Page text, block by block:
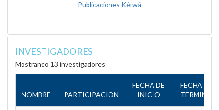
Publicaciones Kérwá
INVESTIGADORES
Mostrando 13 investigadores
NOMBRE PARTICIPACIÓN
FECHA DE
INICIO
FECHA DE
TÉRMINO